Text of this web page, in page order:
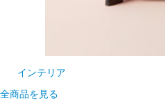
インテリア
全商品を見る